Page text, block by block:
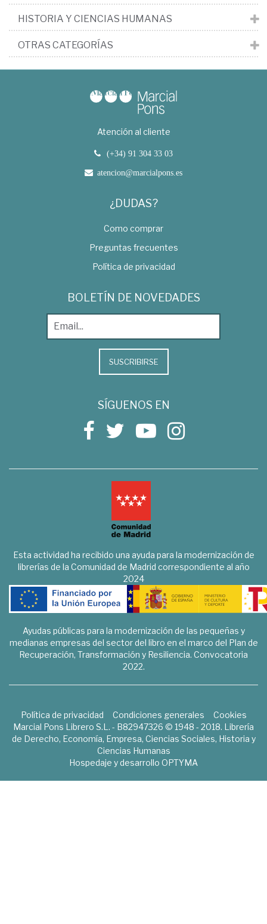
HISTORIA Y CIENCIAS HUMANAS
OTRAS CATEGORÍAS
Atención al cliente
(+34) 91 304 33 03
atencion@marcialpons.es
¿DUDAS?
Como comprar
Preguntas frecuentes
Política de privacidad
BOLETÍN DE NOVEDADES
SUSCRIBIRSE
SÍGUENOS EN
Esta actividad ha recibido una ayuda para la modernización de
librerías de la Comunidad de Madrid correspondiente al año
2024
Ayudas públicas para la modernización de las pequeñas y
medianas empresas del sector del libro en el marco del Plan de
Recuperación, Transformación y Resiliencia. Convocatoria
2022.
Política de privacidad Condiciones generales
Cookies
Marcial Pons Librero S.L. - B82947326 © 1948 - 2018. Librería
de Derecho, Economía, Empresa, Ciencias Sociales, Historia y
Ciencias Humanas
Hospedaje y desarrollo OPTYMA